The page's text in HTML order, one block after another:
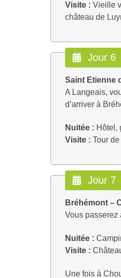
Visite : Vieille
château de
Jour 6
Saint Etienne
A Langeais,
d’arriver à
Nuitée : Hôtel,
Visite : Tour
Jour 7
Bréhémont –
Vous passerez
Nuitée :
Visite :
Une fois à